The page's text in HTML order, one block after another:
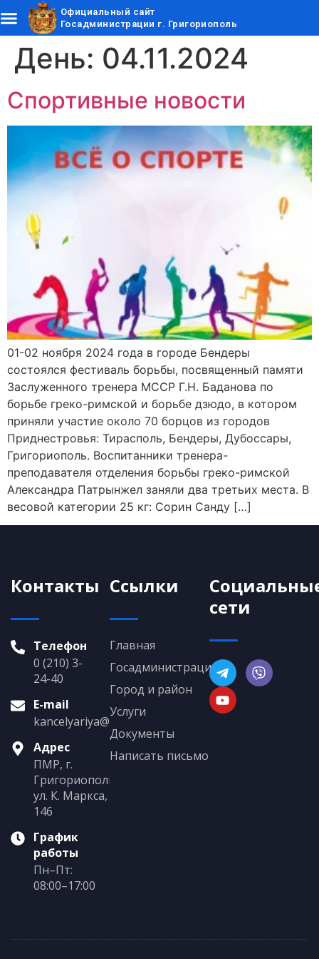
Официальный сайт
Госадминистрации г. Григориополь
День: 04.11.2024
Спортивные новости
01-02 ноября 2024 года в городе Бендеры
состоялся фестиваль борьбы, посвященный памяти
Заслуженного тренера МССР Г.Н. Баданова по
борьбе греко-римской и борьбе дзюдо, в котором
приняли участие около 70 борцов из городов
Приднестровья: Тирасполь, Бендеры, Дубоссары,
Григориополь. Воспитанники тренера-
преподавателя отделения борьбы греко-римской
Александра Патрынжел заняли два третьих места. В
весовой категории 25 кг: Сорин Санду […]
Контакты
Телефон
0 (210) 3-
24-40
E-mail
kancelyariya@grigoriopol.gospmr.org
Адрес
ПМР, г.
Григориополь,
ул. К. Маркса,
146
График
работы
Пн–Пт:
08:00–17:00
Ссылки
Главная
Госадминистрация
Город и район
Услуги
Документы
Написать письмо
сети